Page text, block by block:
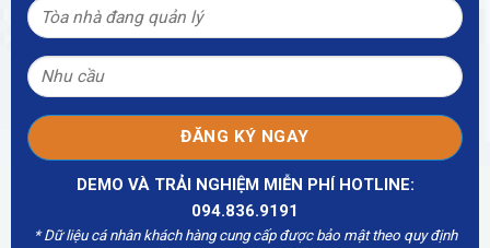
DEMO VÀ TRẢI NGHIỆM MIỄN PHÍ HOTLINE:
094.836.9191
* Dữ liệu cá nhân khách hàng cung cấp được bảo mật theo quy định